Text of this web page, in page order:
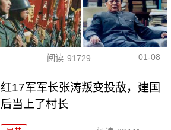
阅读 91729 01-08
红17军军长张涛叛变投敌，建国
后当上了村长